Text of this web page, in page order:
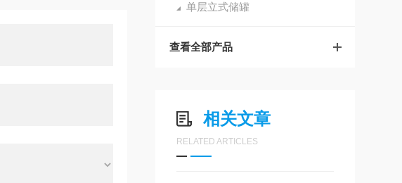
单层立式储罐
查看全部产品
相关文章
RELATED ARTICLES